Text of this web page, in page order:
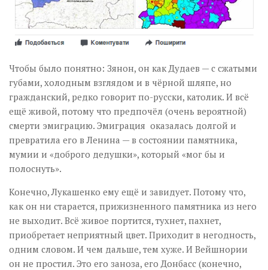
Чтобы было понятно: Зянон, он как Дудаев — с сжатыми
губами, холодным взглядом и в чёрной шляпе, но
гражданский, редко говорит по-русски, католик. И всё
ещё живой, потому что предпочёл (очень вероятной)
смерти эмиграцию. Эмиграция оказалась долгой и
превратила его в Ленина — в состоянии памятника,
мумии и «доброго дедушки», который «мог бы и
полоснуть».
Конечно, Лукашенко ему ещё и завидует. Потому что,
как он ни старается, прижизненного памятника из него
не выходит. Всё живое портится, тухнет, пахнет,
приобретает неприятный цвет. Приходит в негодность,
одним словом. И чем дальше, тем хуже. И Вейшнории
он не простил. Это его заноза, его Донбасс (конечно,